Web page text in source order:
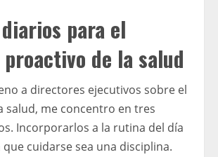
para el
de la salud
a directores ejecutivos sobre el
salud, me concentro en tres
Incorporarlos a la rutina del día
que cuidarse sea una disciplina.